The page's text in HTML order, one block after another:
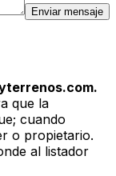
Enviar mensaje
que la
cuando
o propietario.
al listador